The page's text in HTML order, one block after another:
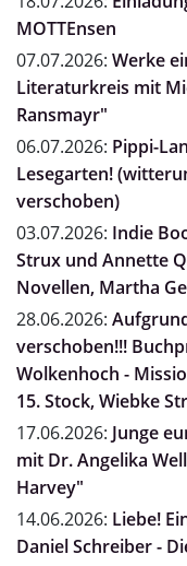
MOTTEnsen
07.07.2026: Werke
Literaturkreis mit
Ransmayr"
06.07.2026: Pippi-
Lesegarten!
verschoben)
03.07.2026: Indie
Strux und Annette
Novellen, Martha
28.06.2026:
verschoben!!!
Wolkenhoch -
15. Stock, Wiebke
17.06.2026: Junge
mit Dr. Angelika
Harvey"
14.06.2026: Liebe!
Daniel Schreiber -